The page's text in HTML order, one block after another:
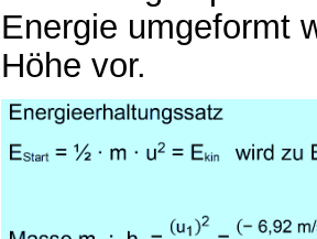
Energie umgeformt
Höhe vor.